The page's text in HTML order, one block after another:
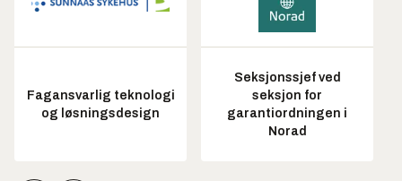
Fagansvarlig teknologi
og løsningsdesign
Seksjonssjef ved
seksjon for
garantiordningen i
Norad